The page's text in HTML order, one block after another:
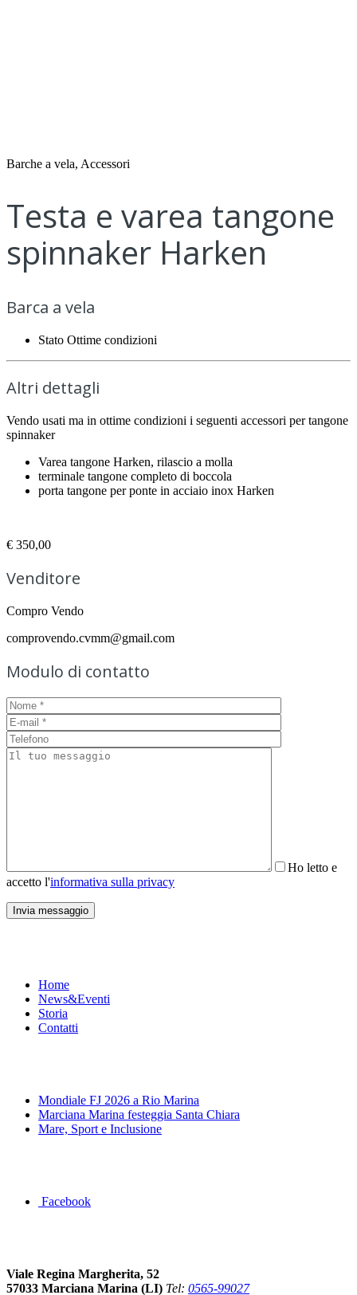
Barche a vela, Accessori
Testa e varea tangone
spinnaker Harken
Barca a vela
Stato Ottime condizioni
Altri dettagli
Vendo usati ma in ottime condizioni i seguenti accessori per tangone
spinnaker
Varea tangone Harken, rilascio a molla
terminale tangone completo di boccola
porta tangone per ponte in acciaio inox Harken
€ 350,00
Venditore
Compro Vendo
comprovendo.cvmm@gmail.com
Modulo di contatto
Ho letto e
accetto l'informativa sulla privacy
Home
News&Eventi
Storia
Contatti
Mondiale FJ 2026 a Rio Marina
Marciana Marina festeggia Santa Chiara
Mare, Sport e Inclusione
Facebook
Viale Regina Margherita, 52
57033 Marciana Marina (LI) Tel: 0565-99027